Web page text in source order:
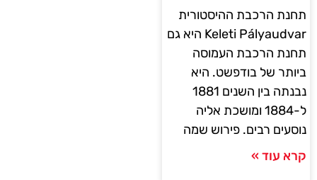
תחנת הרכבת ההיסטורית
Keleti Pályaudvar היא גם
תחנת הרכבת העמוסה
ביותר של בודפשט. היא
נבנתה בין השנים 1881
ל-1884 ומושכת אליה
נוסעים רבים. פירוש שמה
קרא עוד »